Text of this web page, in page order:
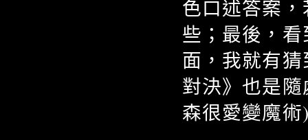
色口述答案
些；最後，
面，我就有
對決》也是
森很愛變魔術